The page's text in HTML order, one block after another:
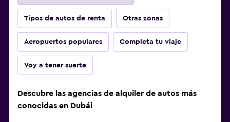
Tipos de autos de renta Otras zonas
Aeropuertos populares Completa tu viaje
Voy a tener suerte
Descubre las agencias de alquiler de autos más
conocidas en Dubái